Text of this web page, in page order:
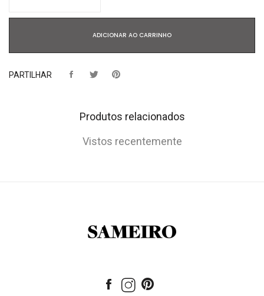
ADICIONAR AO CARRINHO
PARTILHAR
Produtos relacionados
Vistos recentemente